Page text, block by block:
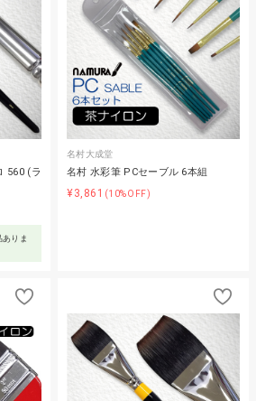
560 (ラ
ありま
名村大成堂
名村 水彩筆 PCセーブル 6本組
¥3,861 (10%OFF)